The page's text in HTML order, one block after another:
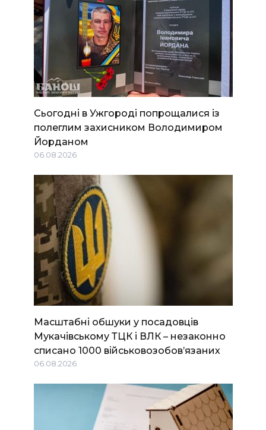
Сьогодні в Ужгороді попрощалися із
полеглим захисником Володимиром
Йорданом
06.08.2026
Масштабні обшуки у посадовців
Мукачівському ТЦК і ВЛК – незаконно
списано 1000 військовозобов’язаних
06.08.2026